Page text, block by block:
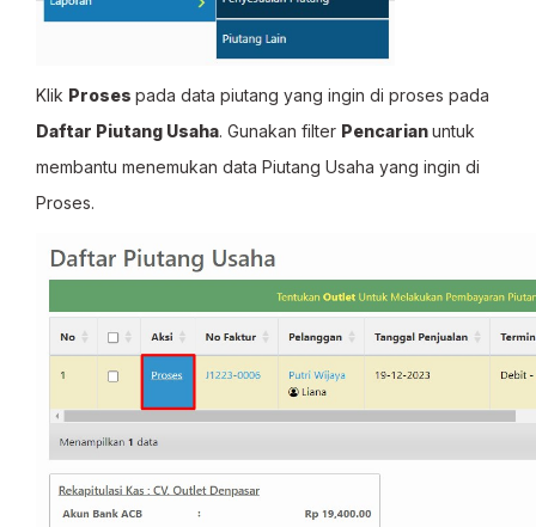
Klik Proses pada data piutang yang ingin di proses pada
Daftar Piutang Usaha. Gunakan filter Pencarianuntuk
membantu menemukan data Piutang Usaha yang ingin di
Proses.